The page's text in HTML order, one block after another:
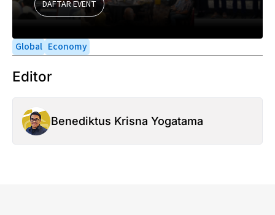
DAFTAR EVENT
Global Economy
Editor
Benediktus Krisna Yogatama